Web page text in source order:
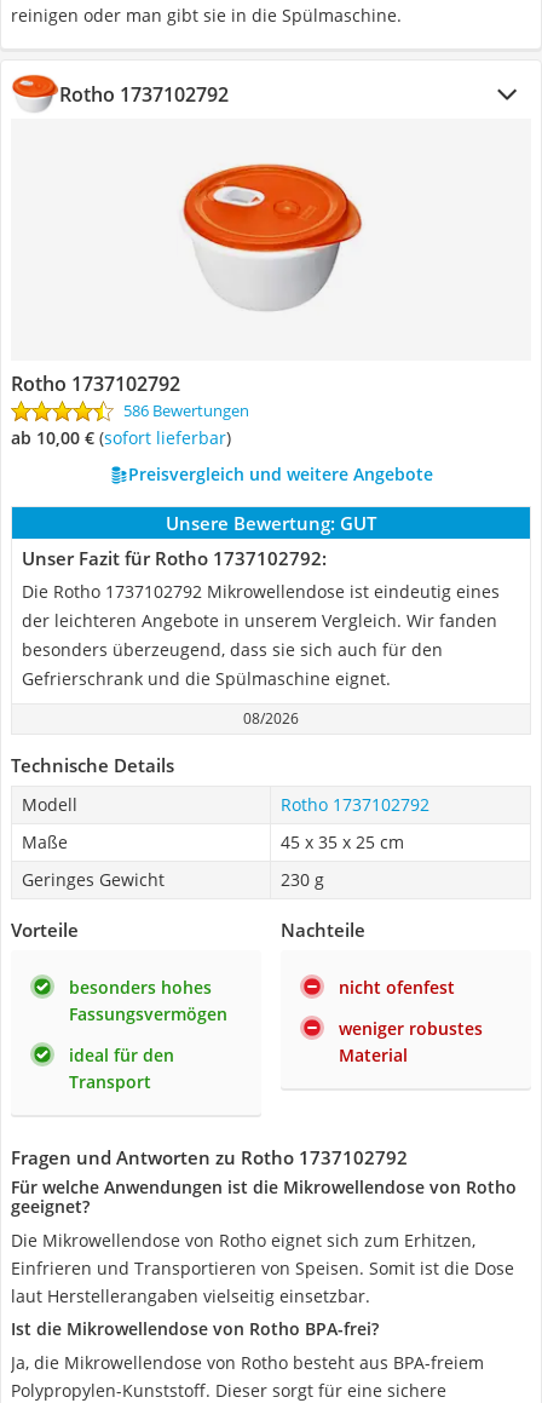
reinigen oder man gibt sie in die Spülmaschine.
Rotho 1737102792
Rotho 1737102792
586 Bewertungen
ab 10,00 € ( Sofort lieferbar)
Preisvergleich und weitere Angebote
Unsere Bewertung: GUT
Unser Fazit für Rotho 1737102792:
Die Rotho 1737102792 Mikrowellendose ist eindeutig eines
der leichteren Angebote in unserem Vergleich. Wir fanden
besonders überzeugend, dass sie sich auch für den
Gefrierschrank und die Spülmaschine eignet.
08/2026
Technische Details
Modell
Rotho 1737102792
Maße
‎45 x 35 x 25 cm
Geringes Gewicht
230 g
Vorteile
besonders hohes
Fassungsvermögen
ideal für den
Transport
Nachteile
nicht ofenfest
weniger robustes
Material
Fragen und Antworten zu Rotho 1737102792
Für welche Anwendungen ist die Mikrowellendose von Rotho
geeignet?
Die Mikrowellendose von Rotho eignet sich zum Erhitzen,
Einfrieren und Transportieren von Speisen. Somit ist die Dose
laut Herstellerangaben vielseitig einsetzbar.
Ist die Mikrowellendose von Rotho BPA-frei?
Ja, die Mikrowellendose von Rotho besteht aus BPA-freiem
Polypropylen-Kunststoff. Dieser sorgt für eine sichere